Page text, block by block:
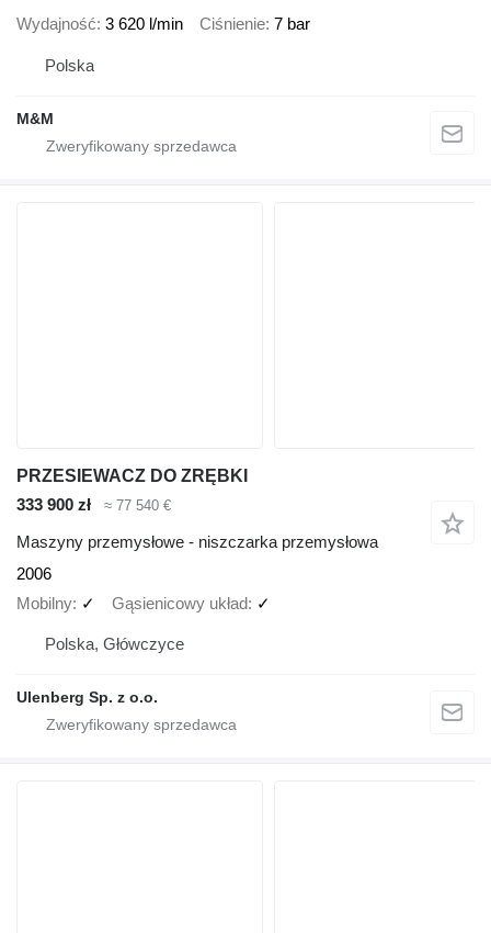
Wydajność 3 620 l/min Ciśnienie 7 bar
Polska
M&M
PRZESIEWACZ DO ZRĘBKI
333 900 zł
≈ 77 540 €
Maszyny przemysłowe - niszczarka przemysłowa
2006
Mobilny ✓ Gąsienicowy układ ✓
Polska, Główczyce
Ulenberg Sp. z o.o.